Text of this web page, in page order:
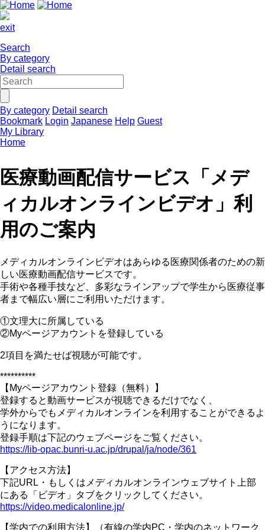
exit
Search
By category
Detail search
By category Detail search
Bookmark Login Japanese Help Guest
My Library
Home
医療動画配信サービス「メデ
ィカルオンラインビデオ」利
用のご案内
メディカルオンラインビデオはあらゆる医療関係者のための新
しい医療動画配信サービスです。
手術や各種手技など、多彩なラインアップで学生から医療従事
者まで幅広い層にご利用いただけます。
①文理大に所属している
②Myページアカウントを登録している
2項目を満たせば視聴が可能です。
**********
【Myページアカウント登録（無料）】
登録すると動画サービスが視聴できるだけでなく、
学外からでもメディカルオンラインを利用することができるよ
うになります。
登録手順は下記のウェブページをご覧ください。
https://lib-opac.bunri-u.ac.jp/drupal/ja/node/361
【アクセス方法】
下記URL・もしくはメディカルオンラインウェブサイト上部
にある「ビデオ」タブをクリックしてください。
https://video.medicalonline.jp/
【学内での利用方法】（有線の学内PC・学内のネットワーク